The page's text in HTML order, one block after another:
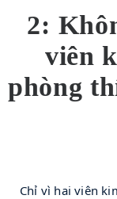
2:
viên
phòng
Chỉ vì hai viên